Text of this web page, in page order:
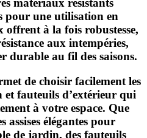
matériaux résistants
pour une utilisation en
offrent à la fois robustesse,
aux intempéries,
durable au fil des saisons.
de choisir facilement les
et fauteuils d’extérieur qui
à votre espace. Que
assises élégantes pour
de jardin, des fauteuils